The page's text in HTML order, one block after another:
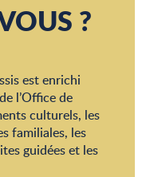
en Provence » au
Municipale
en français / anglais
en français
?
est enrichi
l’Office de
culturels, les
familiales, les
guidées et les